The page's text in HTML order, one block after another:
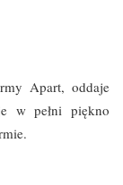
Apart, oddaje
w pełni piękno